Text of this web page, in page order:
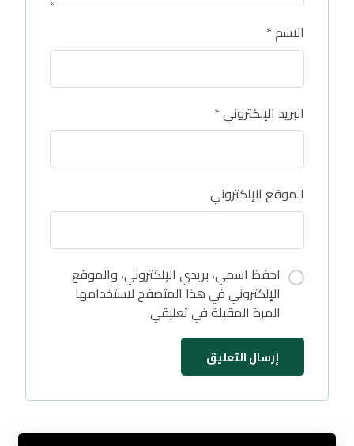
الاسم*
البريد الإلكتروني*
الموقع الإلكتروني
احفظ اسمي، بريدي الإلكتروني، والموقع
الإلكتروني في هذا المتصفح لاستخدامها
المرة المقبلة في تعليقي.